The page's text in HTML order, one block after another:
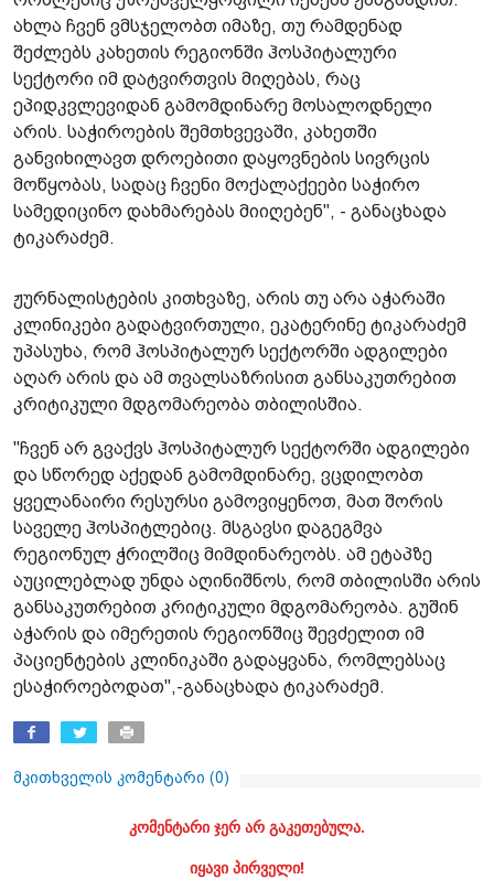
ახლა ჩვენ ვმსჯელობთ იმაზე, თუ რამდენად
შეძლებს კახეთის რეგიონში ჰოსპიტალური
სექტორი იმ დატვირთვის მიღებას, რაც
ეპიდკვლევიდან გამომდინარე მოსალოდნელი
არის. საჭიროების შემთხვევაში, კახეთში
განვიხილავთ დროებითი დაყოვნების სივრცის
მოწყობას, სადაც ჩვენი მოქალაქეები საჭირო
სამედიცინო დახმარებას მიიღებენ", - განაცხადა
ტიკარაძემ.
ჟურნალისტების კითხვაზე, არის თუ არა აჭარაში
კლინიკები გადატვირთული, ეკატერინე ტიკარაძემ
უპასუხა, რომ ჰოსპიტალურ სექტორში ადგილები
აღარ არის და ამ თვალსაზრისით განსაკუთრებით
კრიტიკული მდგომარეობა თბილისშია.
"ჩვენ არ გვაქვს ჰოსპიტალურ სექტორში ადგილები
და სწორედ აქედან გამომდინარე, ვცდილობთ
ყველანაირი რესურსი გამოვიყენოთ, მათ შორის
საველე ჰოსპიტლებიც. მსგავსი დაგეგმვა
რეგიონულ ჭრილშიც მიმდინარეობს. ამ ეტაპზე
აუცილებლად უნდა აღინიშნოს, რომ თბილისში არის
განსაკუთრებით კრიტიკული მდგომარეობა. გუშინ
აჭარის და იმერეთის რეგიონშიც შევძელით იმ
პაციენტების კლინიკაში გადაყვანა, რომლებსაც
ესაჭიროებოდათ",-განაცხადა ტიკარაძემ.
მკითხველის კომენტარი (0)
კომენტარი ჯერ არ გაკეთებულა.
იყავი პირველი!